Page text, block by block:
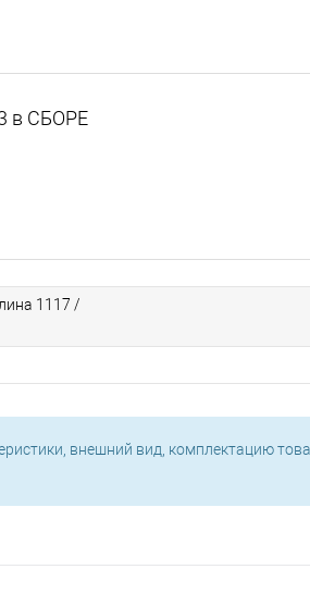
в СБОРЕ
1117 /
внешний вид, комплектацию